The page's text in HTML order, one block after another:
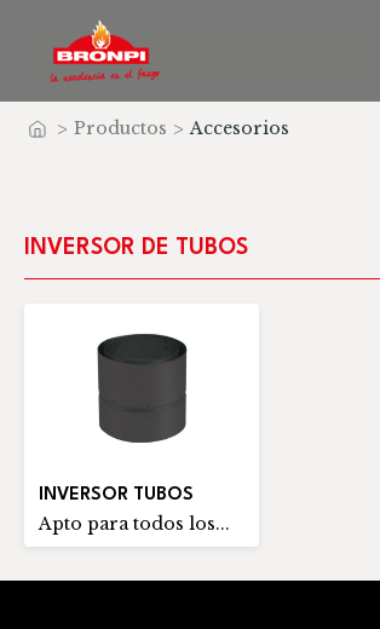
Inicio
> Productos > Accesorios
INVERSOR DE TUBOS
INVERSOR TUBOS
Apto para todos los...